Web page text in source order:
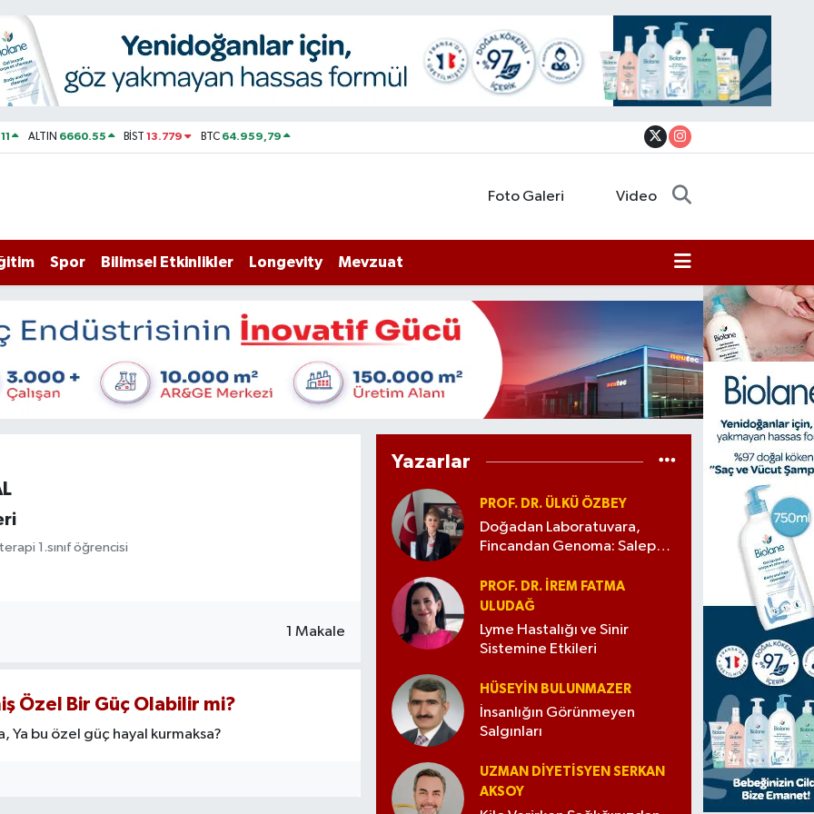
ALTIN 6660.55 BİST13.779 BTC 64.959,79
Foto Galeri Video
Spor Bilimsel Etkinlikler Longevity Mevzuat
1.sınıf öğrencisi
1 Makale
Özel Bir Güç Olabilir mi?
Ya bu özel güç hayal kurmaksa?
Yazarlar
PROF. DR. ÜLKÜ ÖZBEY
Doğadan Laboratuvara,
Fincandan Genoma: Salep
PROF. DR. İREM FATMA
ULUDAĞ
Lyme Hastalığı ve Sinir
Sistemine Etkileri
HÜSEYIN BULUNMAZER
İnsanlığın Görünmeyen
Salgınları
UZMAN DIYETISYEN SERKAN
AKSOY